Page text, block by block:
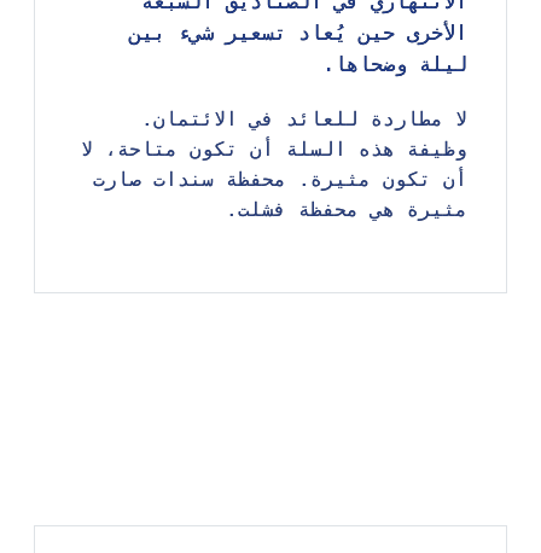
الأخرى حين يُعاد تسعير شيء بين
ليلة وضحاها.
لا مطاردة للعائد في الائتمان.
وظيفة هذه السلة أن تكون متاحة، لا
أن تكون مثيرة. محفظة سندات صارت
مثيرة هي محفظة فشلت.
الأخرى حين يُعاد تسعير شيء بين
ليلة وضحاها.
لا مطاردة للعائد في الائتمان.
وظيفة هذه السلة أن تكون متاحة، لا
أن تكون مثيرة. محفظة سندات صارت
مثيرة هي محفظة فشلت.